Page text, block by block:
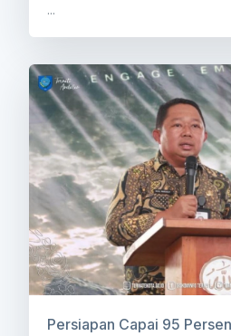
...
Persiapan Capai 95